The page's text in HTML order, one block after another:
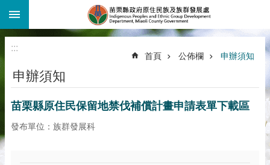
跳到主要內容區塊
:::
首頁 公佈欄 申辦須知
申辦須知
苗栗縣原住民保留地禁伐補償計畫申請表單下載區
發布單位：族群發展科